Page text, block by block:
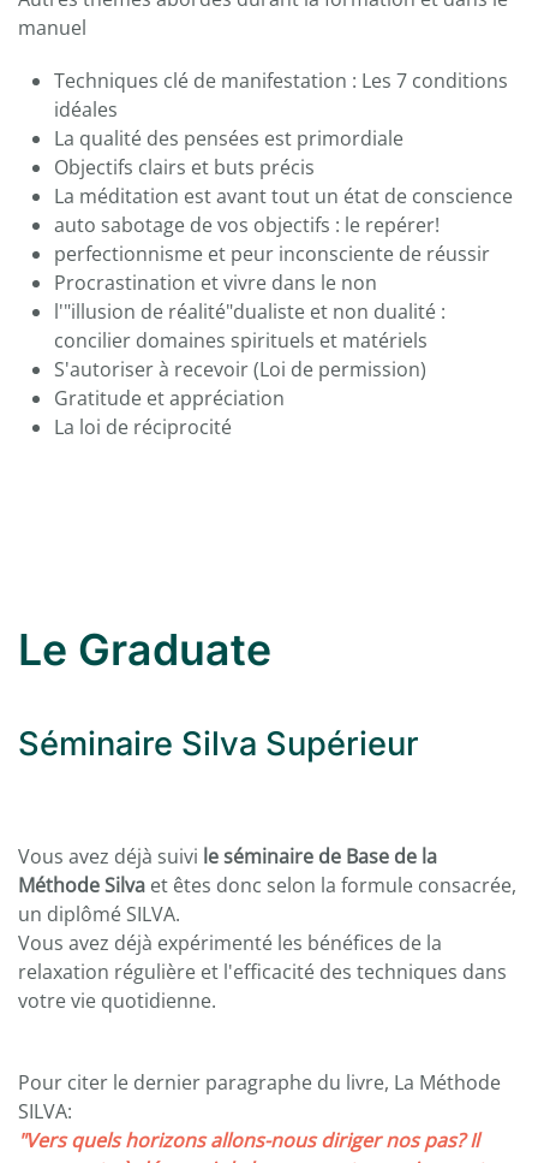
manuel
Techniques clé de manifestation : Les 7 conditions
idéales
La qualité des pensées est primordiale
Objectifs clairs et buts précis
La méditation est avant tout un état de conscience
auto sabotage de vos objectifs : le repérer!
perfectionnisme et peur inconsciente de réussir
Procrastination et vivre dans le non
l'"illusion de réalité"dualiste et non dualité :
concilier domaines spirituels et matériels
S'autoriser à recevoir (Loi de permission)
Gratitude et appréciation
La loi de réciprocité
Le Graduate
Séminaire Silva Supérieur
Vous avez déjà suivi le séminaire de Base de la
Méthode Silva et êtes donc selon la formule consacrée,
un diplômé SILVA.
Vous avez déjà expérimenté les bénéfices de la
relaxation régulière et l'efficacité des techniques dans
votre vie quotidienne.
Pour citer le dernier paragraphe du livre, La Méthode
SILVA:
"Vers quels horizons allons-nous diriger nos pas? Il